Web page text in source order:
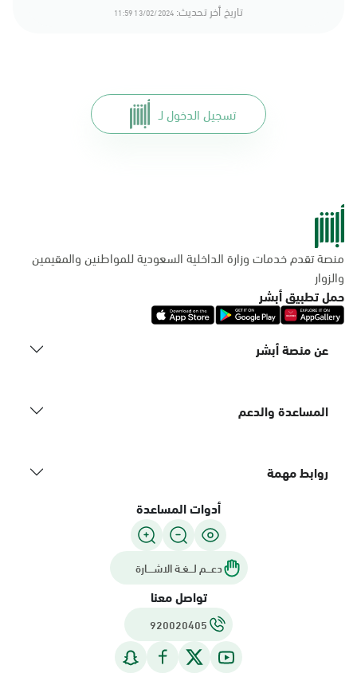
تاريخ أخر تحديث: 13/02/2024 11:59
تسجيل الدخول لـ
منصة تقدم خدمات وزارة الداخلية السعودية للمواطنين والمقيمين
والزوار
حمل تطبيق أبشر
عن منصة أبشر
المساعدة والدعم
روابط مهمة
أدوات المساعدة
دعـــم لـــغـة الاشــــارة
تواصل معنا
920020405